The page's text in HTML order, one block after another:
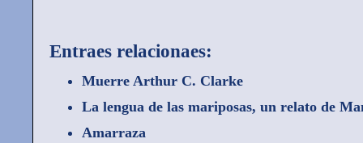
Entraes relacionaes:
Muerre Arthur C. Clarke
La lengua de las mariposas, un relato de
Amarraza